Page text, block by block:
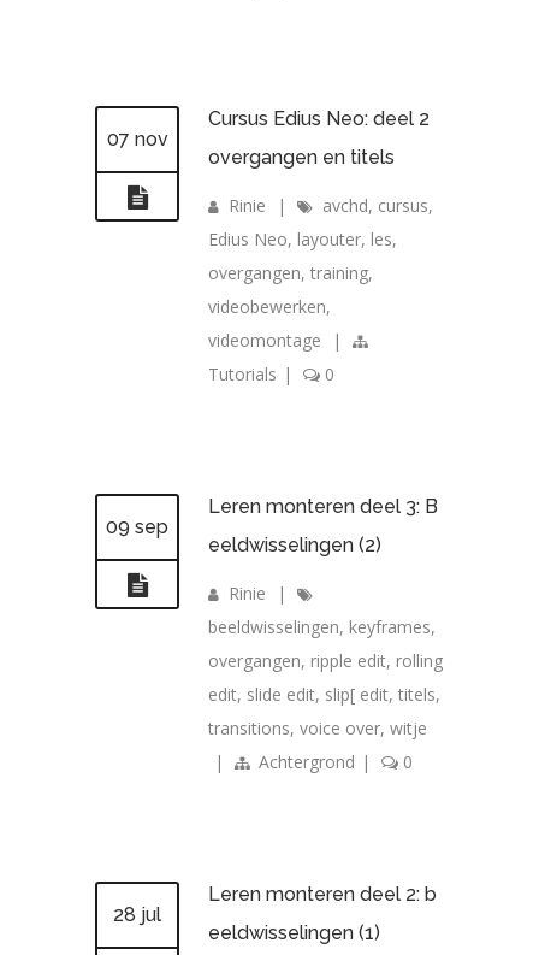
07 nov
Cursus Edius Neo: deel 2
overgangen en titels
Rinie | avchd, cursus,
Edius Neo, layouter, les,
overgangen, training,
videobewerken,
videomontage
|
Tutorials | 0
09 sep
Leren monteren deel 3: B
eeldwisselingen (2)
Rinie
|
beeldwisselingen, keyframes,
overgangen, ripple edit, rolling
edit, slide edit, slip[ edit, titels,
transitions, voice over, witje
|
Achtergrond | 0
28 jul
Leren monteren deel 2: b
eeldwisselingen (1)